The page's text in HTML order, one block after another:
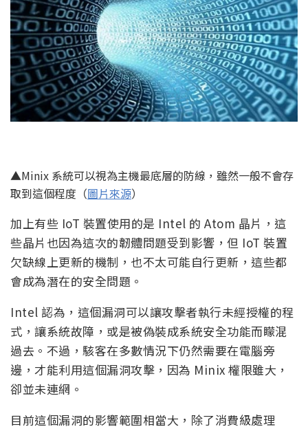
▲Minix 系統可以視為主機最底層的防線，雖然一般不會存
取到這個程度（圖片來源）
加上有些 IoT 裝置使用的是 Intel 的 Atom 晶片，這
些晶片也因為這次的韌體問題受到影響，但 IoT 裝置
欠缺線上更新的機制，也不太可能自行更新，這些都
會成為潛在的安全問題。
Intel 認為，這個漏洞可以讓攻擊者執行未經授權的程
式，讓系統故障，或是被偽裝成系統安全功能而矇混
過去。不過，駭客在多數情況下仍然需要在電腦旁
邊，才能利用這個漏洞攻擊，因為 Minix 權限雖大，
卻並未連網。
目前這個漏洞的影響範圍相當大，除了消費級處理